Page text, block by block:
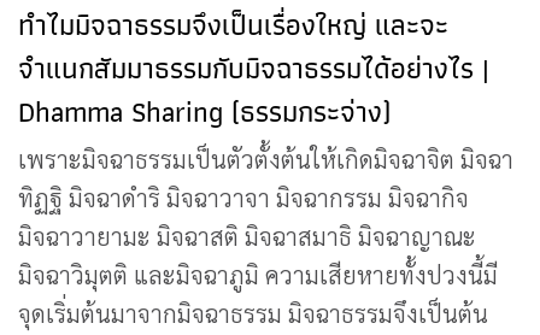
ทำไมมิจฉาธรรมจึงเป็นเรื่องใหญ่ และจะ
จำแนกสัมมาธรรมกับมิจฉาธรรมได้อย่างไร |
Dhamma Sharing (ธรรมกระจ่าง)
เพราะมิจฉาธรรมเป็นตัวตั้งต้นให้เกิดมิจฉาจิต มิจฉา
ทิฏฐิ มิจฉาดำริ มิจฉาวาจา มิจฉากรรม มิจฉากิจ
มิจฉาวายามะ มิจฉาสติ มิจฉาสมาธิ มิจฉาญาณะ
มิจฉาวิมุตติ และมิจฉาภูมิ ความเสียหายทั้งปวงนี้มี
จุดเริ่มต้นมาจากมิจฉาธรรม มิจฉาธรรมจึงเป็นต้น